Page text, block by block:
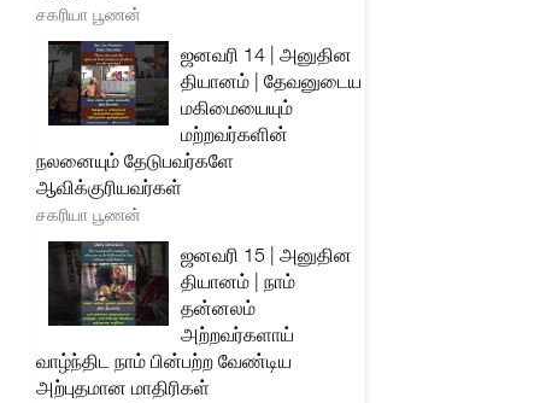
சகரியா பூணன்
ஜனவரி 14 | அனுதின
தியானம் | தேவனுடைய
மகிமையையும்
மற்றவர்களின்
நலனையும் தேடுபவர்களே
ஆவிக்குரியவர்கள்
சகரியா பூணன்
ஜனவரி 15 | அனுதின
தியானம் | நாம்
தன்னலம்
அற்றவர்களாய்
வாழ்ந்திட நாம் பின்பற்ற வேண்டிய
அற்புதமான மாதிரிகள்